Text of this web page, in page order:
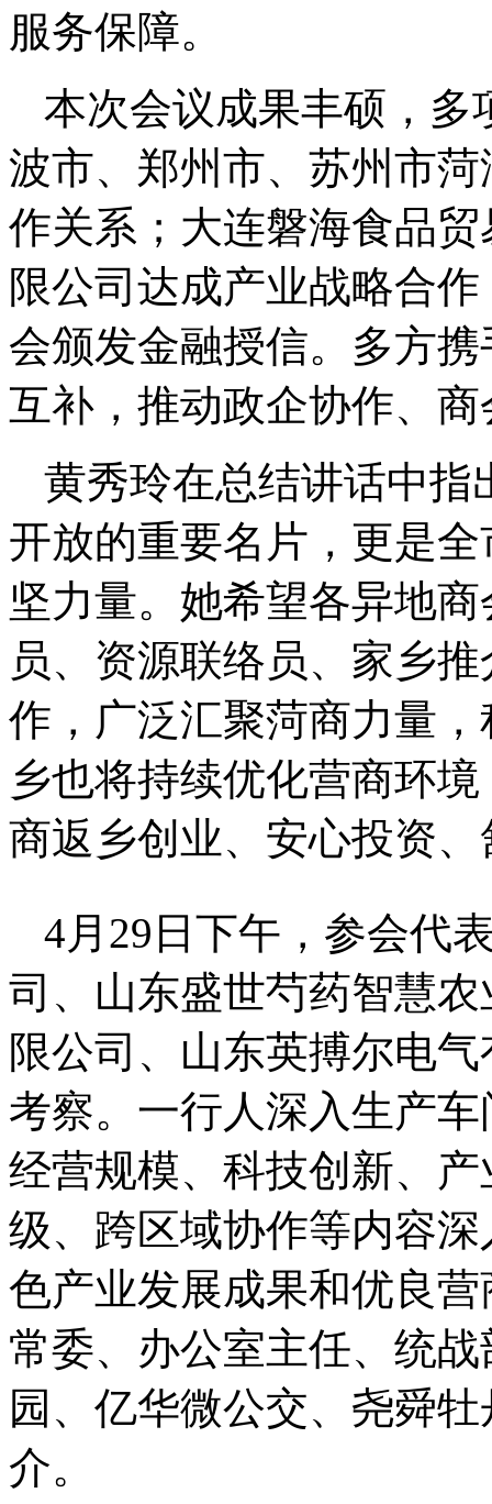
服务保障。
本次会议成果丰硕，多
波市、郑州市、苏州市
作关系；大连磐海食品
限公司达成产业战略合
会颁发金融授信。多方
互补，推动政企协作、
黄秀玲在总结讲话中指
开放的重要名片，更是
坚力量。她希望各异地
员、资源联络员、家乡
作，广泛汇聚菏商力量
乡也将持续优化营商环
商返乡创业、安心投资
4月29日下午，参会代
司、山东盛世芍药智慧
限公司、山东英搏尔电
考察。一行人深入生产
经营规模、科技创新、
级、跨区域协作等内容
色产业发展成果和优良
常委、办公室主任、统
园、亿华微公交、尧舜
介。